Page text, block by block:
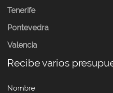
Tenerife
Pontevedra
Valencia
Recibe varios
Nombre